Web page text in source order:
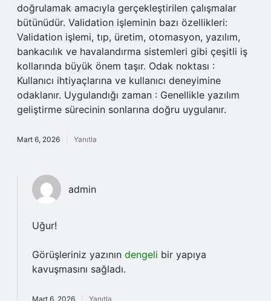
doğrulamak amacıyla gerçekleştirilen çalışmalar
bütünüdür. Validation işleminin bazı özellikleri:
Validation işlemi, tıp, üretim, otomasyon, yazılım,
bankacılık ve havalandırma sistemleri gibi çeşitli iş
kollarında büyük önem taşır. Odak noktası :
Kullanıcı ihtiyaçlarına ve kullanıcı deneyimine
odaklanır. Uygulandığı zaman : Genellikle yazılım
geliştirme sürecinin sonlarına doğru uygulanır.
Mart 6, 2026 Yanıtla
admin
Uğur!
Görüşleriniz yazının dengeli bir yapıya
kavuşmasını sağladı.
Mart 6, 2026 Yanıtla